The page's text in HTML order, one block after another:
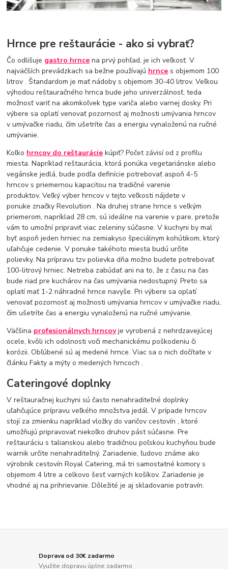
Hrnce pre reštaurácie - ako si vybrať?
Čo odlišuje gastro hrnce na prvý pohľad, je ich veľkosť. V
najväčších prevádzkach sa bežne používajú hrnce s objemom 100
litrov . Štandardom je mať nádoby s objemom 30-40 litrov. Veľkou
výhodou reštauračného hrnca bude jeho univerzálnosť, teda
možnosť variť na akomkoľvek type variča alebo varnej dosky. Pri
výbere sa oplatí venovať pozornosť aj možnosti umývania hrncov
v umývačke riadu, čím ušetríte čas a energiu vynaloženú na ručné
umývanie.
Koľko hrncov do reštaurácie kúpiť? Počet závisí od z profilu
miesta. Napríklad reštaurácia, ktorá ponúka vegetariánske alebo
vegánske jedlá, bude podľa definície potrebovať aspoň 4-5
hrncov s priemernou kapacitou na tradičné varenie
produktov. Veľký výber hrncov v tejto veľkosti nájdete v
ponuke značky Revolution . Na druhej strane hrnce s veľkým
priemerom, napríklad 28 cm, sú ideálne na varenie v pare, pretože
vám to umožní pripraviť viac zeleniny súčasne. V kuchyni by mal
byť aspoň jeden hrniec na zemiakyso špeciálnym kohútikom, ktorý
uľahčuje cedenie. V ponuke takéhoto miesta budú určite
polievky. Na prípravu tzv polievka dňa možno budete potrebovať
100-litrový hrniec. Netreba zabúdať ani na to, že z času na čas
bude riad pre kuchárov na čas umývania nedostupný. Preto sa
oplatí mať 1-2 náhradné hrnce navyše. Pri výbere sa oplatí
venovať pozornosť aj možnosti umývania hrncov v umývačke riadu,
čím ušetríte čas a energiu vynaloženú na ručné umývanie.
Väčšina profesionálnych hrncovje vyrobená z nehrdzavejúcej
ocele, kvôli ich odolnosti voči mechanickému poškodeniu či
korózii. Obľúbené sú aj medené hrnce. Viac sa o nich dočítate v
článku Fakty a mýty o medených hrncoch .
Cateringové doplnky
V reštauračnej kuchyni sú často nenahraditeľné doplnky
uľahčujúce prípravu veľkého množstva jedál. V prípade hrncov
stojí za zmienku napríklad vložky do varičov cestovín , ktoré
umožňujú pripravovať niekoľko druhov pást súčasne. Pre
reštauráciu s talianskou alebo tradičnou poľskou kuchyňou bude
warnik určite nenahraditeľný. Zariadenie, ľudovo známe ako
výrobník cestovín Royal Catering, má tri samostatné komory s
objemom 4 litre a celkovo šesť varných košíkov. Zariadenie je
vhodné aj na prihrievanie. Dôležité je aj skladovanie potravín.
Doprava od 30€ zadarmo
Využite dopravu úplne zadarmo